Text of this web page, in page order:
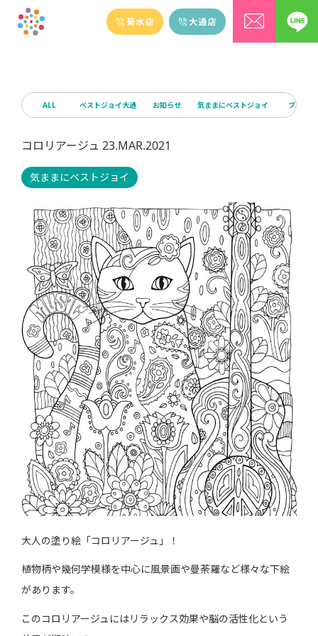
ALL ベストジョイ大通 お知らせ 気ままにベストジョイ ブログ
コロリアージュ 23.MAR.2021
気ままにベストジョイ
大人の塗り絵「コロリアージュ」！
植物柄や幾何学模様を中心に風景画や曼荼羅など様々な下絵
があります。
このコロリアージュにはリラックス効果や脳の活性化という